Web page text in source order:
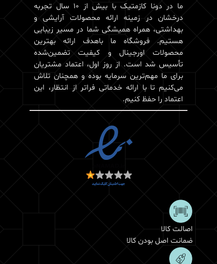
ما در دونا کازمتیک با بیش از 10 سال تجربه
درخشان در زمینه ارائه محصولات آرایشی و
بهداشتی، همراه همیشگی شما در مسیر زیبایی
هستیم. فروشگاه ما باهدف ارائه بهترین
محصولات اورجینال و کیفیت تضمین‌شده
تأسیس شد است. از روز اول، اعتماد مشتریان
برای ما مهم‌ترین سرمایه بوده و همچنان تلاش
می‌کنیم تا با ارائه خدماتی فراتر از انتظار، این
اعتماد را حفظ کنیم.
اصالت کالا
ضمانت اصل بودن کالا